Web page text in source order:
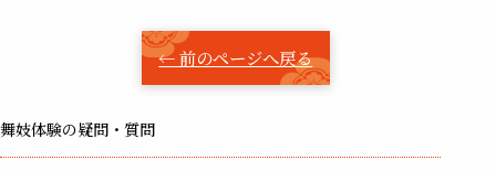
舞妓体験の疑問・質問
← 前のページへ戻る